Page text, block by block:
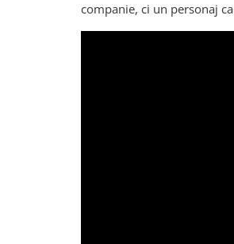
companie, ci un personaj